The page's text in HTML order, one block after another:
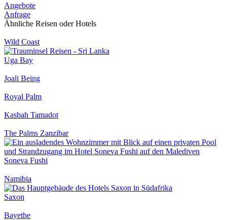
Angebote
Anfrage
Ähnliche Reisen oder Hotels
Wild Coast
Uga Bay
Joali Being
Royal Palm
Kasbah Tamadot
The Palms Zanzibar
Soneva Fushi
Namibia
Saxon
Bayethe